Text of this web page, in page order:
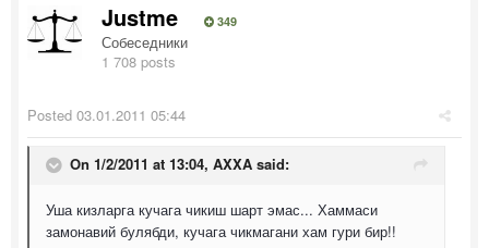
Justme 349
Собеседники
1 708 posts
Posted 03.01.2011 05:44
On 1/2/2011 at 13:04, AXXA said:
Уша кизларга кучага чикиш шарт эмас... Хаммаси
замонавий булябди, кучага чикмагани хам гури бир!!